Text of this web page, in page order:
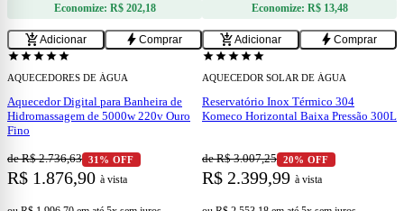
Economize: R$ 202,18
add_shopping_cartAdicionar bolt Comprar
Economize: R$ 13,48
add_shopping_cartAdicionar bolt Comprar
starstarstarstarstar
AQUECEDORES DE ÁGUA
Aquecedor Digital para Banheira de
Hidromassagem de 5000w 220v Ouro
Fino
de R$ 2.736,63 31% OFF
R$ 1.876,90 à vista
starstarstarstarstar
AQUECEDOR SOLAR DE ÁGUA
Reservatório Inox Térmico 304
Komeco Horizontal Baixa Pressão 300L
de R$ 3.007,25 20% OFF
R$ 2.399,99 à vista